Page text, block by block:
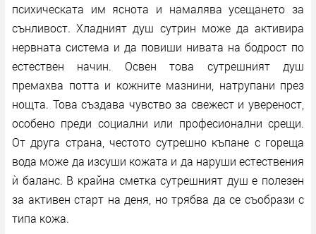
психическата им яснота и намалява усещането за
сънливост. Хладният душ сутрин може да активира
нервната система и да повиши нивата на бодрост по
естествен начин. Освен това сутрешният душ
премахва потта и кожните мазнини, натрупани през
нощта. Това създава чувство за свежест и увереност,
особено преди социални или професионални срещи.
От друга страна, честото сутрешно къпане с гореща
вода може да изсуши кожата и да наруши естествения
ѝ баланс. В крайна сметка сутрешният душ е полезен
за активен старт на деня, но трябва да се съобрази с
типа кожа.